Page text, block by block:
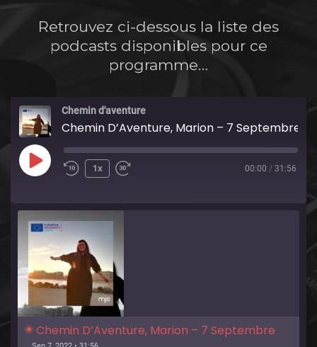
Retrouvez ci-dessous la liste des
podcasts disponibles pour ce
programme…
Chemin d'aventure
Play
1x 00:00 / 31:56
Chemin D’Aventure, Marion – 7 Septembre